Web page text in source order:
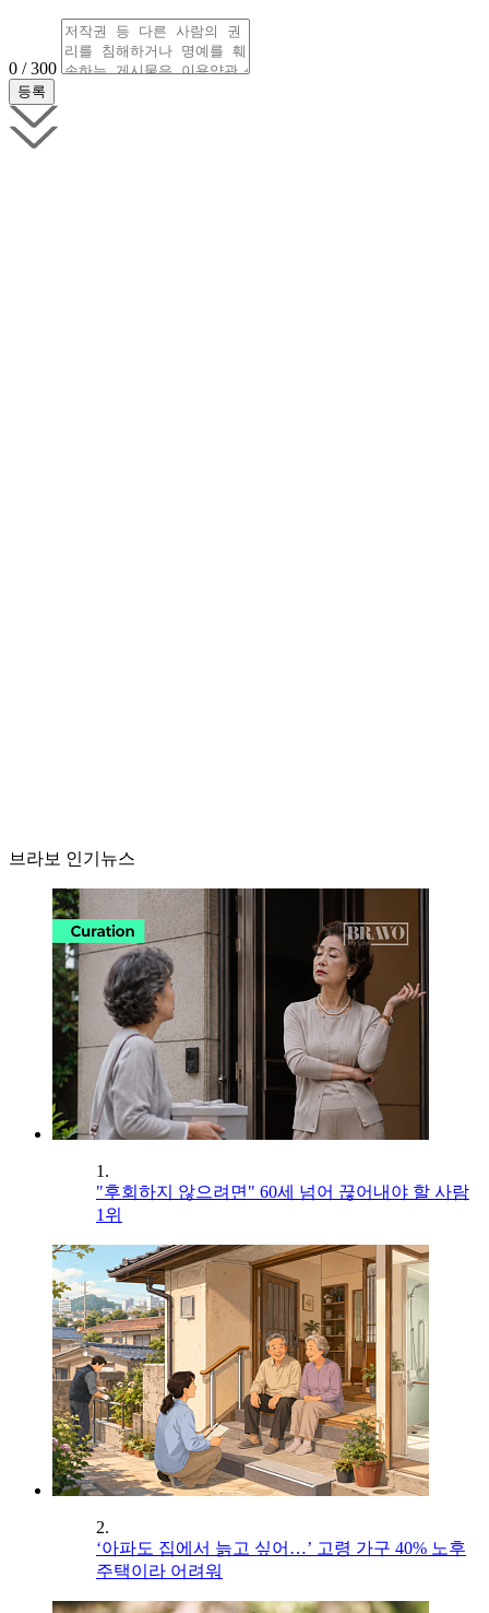
0 / 300
브라보 인기뉴스
1.
"후회하지 않으려면" 60세 넘어 끊어내야 할 사람
1위
2.
‘아파도 집에서 늙고 싶어…’ 고령 가구 40% 노후
주택이라 어려워